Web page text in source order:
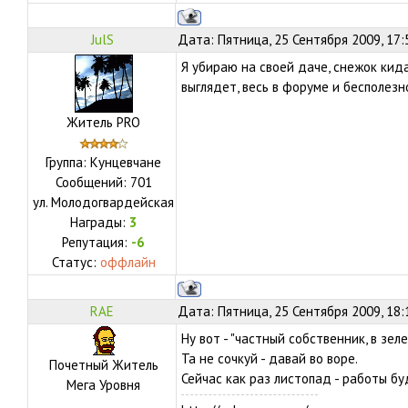
JulS Дата: Пятница, 25 Сентября 2009,
Житель PRO
Группа: Кунцевчане
Сообщений: 701
ул. Молодогвардейская
Награды: 3
Репутация: -6
Статус: оффлайн
Я убираю на своей даче, снежок
выглядет, весь в форуме и
RAE Дата: Пятница, 25 Сентября 2009,
Почетный Житель
Мега Уровня
Ну вот - "частный собственник, в
Та не сочкуй - давай во воре.
Сейчас как раз листопад - работы